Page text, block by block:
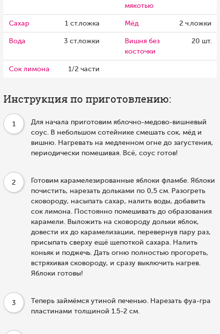
мякотью
Сахар 1 ст.ложка Мёд 2 ч.ложки
Вода 3 ст.ложки
Вишня без
косточки
20 шт.
Сок лимона 1/2 части
Инструкция по приготовлению:
1
Для начала приготовим яблочно-медово-вишневый
соус. В небольшом сотейнике смешать сок, мёд и
вишню. Нагревать на медленном огне до загустения,
периодически помешивая. Всё, соус готов!
2
Готовим карамелезированные яблоки фламбе. Яблоки
почистить, нарезать дольками по 0,5 см. Разогреть
сковороду, насыпать сахар, налить воды, добавить
сок лимона. Постоянно помешивать до образования
карамели. Выложить на сковороду дольки яблок,
довести их до карамелизации, перевернув пару раз,
присыпать сверху ещё щепоткой сахара. Налить
коньяк и поджечь. Дать огню полностью прогореть,
встряхивая сковороду, и сразу выключить нагрев.
Яблоки готовы!
3
Теперь займёмся утиной печенью. Нарезать фуа-гра
пластинами толщиной 1.5-2 см.